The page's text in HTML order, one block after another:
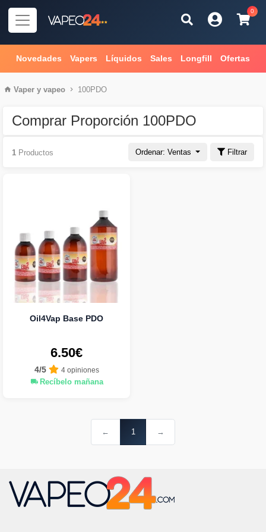
0
Novedades Vapers Líquidos Sales Longfill Ofertas
Vaper y vapeo 100PDO
Comprar Proporción 100PDO
Ordenar: Ventas Filtrar
1 Productos
Oil4Vap Base PDO
6.50€
4/5 4 opiniones
Recíbelo mañana
← 1 →